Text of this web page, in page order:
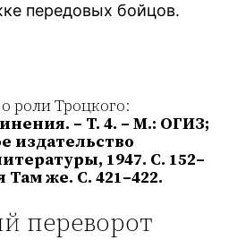
передовых бойцов.
роли Троцкого:
– Т. 4. – М.: ОГИЗ;
издательство
1947. С. 152–
же. С. 421–422.
переворот